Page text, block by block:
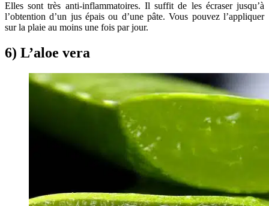
Elles sont très anti-inflammatoires. Il suffit de les écraser jusqu’à
l’obtention d’un jus épais ou d’une pâte. Vous pouvez l’appliquer
sur la plaie au moins une fois par jour.
6) L’aloe vera